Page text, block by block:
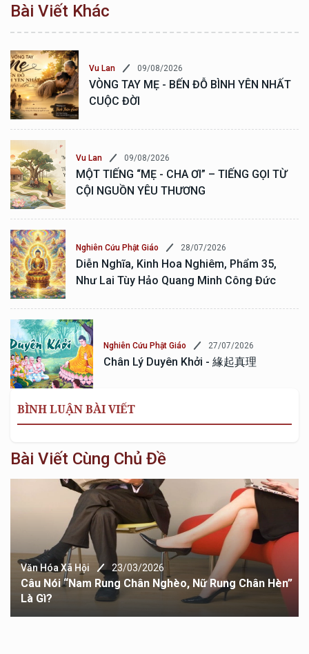
Bài Viết Khác
Vu Lan 09/08/2026
VÒNG TAY MẸ - BẾN ĐỖ BÌNH YÊN NHẤT
CUỘC ĐỜI
Vu Lan 09/08/2026
MỘT TIẾNG “MẸ - CHA ƠI” – TIẾNG GỌI TỪ
CỘI NGUỒN YÊU THƯƠNG
Nghiên Cứu Phật Giáo 28/07/2026
Diễn Nghĩa, Kinh Hoa Nghiêm, Phẩm 35,
Như Lai Tùy Hảo Quang Minh Công Đức
Nghiên Cứu Phật Giáo 27/07/2026
Chân Lý Duyên Khởi - 緣起真理
BÌNH LUẬN BÀI VIẾT
Bài Viết Cùng Chủ Đề
Văn Hóa Xã Hội 23/03/2026
Câu Nói “Nam Rung Chân Nghèo, Nữ Rung Chân Hèn”
Là Gì?